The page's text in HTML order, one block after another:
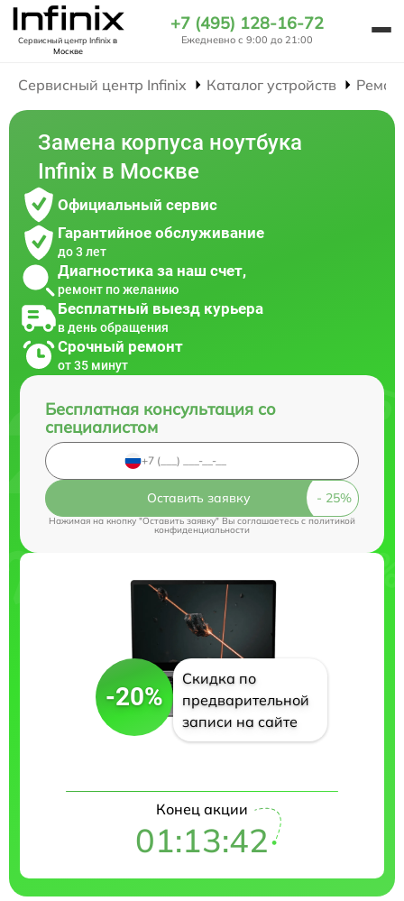
Сервисный центр Infinixв
Москве
+7 (495) 128-16-72
Ежедневно с 9:00 до 21:00
Сервисный центр Infinix Каталог устройств
Замена корпуса ноутбука
Infinix в Москве
Официальный сервис
Гарантийное обслуживание
до 3 лет
Диагностика за наш счет,
ремонт по желанию
Бесплатный выезд курьера
в день обращения
Срочный ремонт
от 35 минут
Бесплатная консультация со
специалистом
Оставить заявку
Нажимая на кнопку "Оставить заявку" Вы соглашаетесь cполитикой
конфиденциальности
-20%
Скидка по
предварительной
записи на сайте
Конец акции
01:13:41